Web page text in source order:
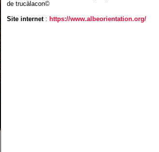
de trucàlacon©
Site internet: https://www.albeorientation.org/